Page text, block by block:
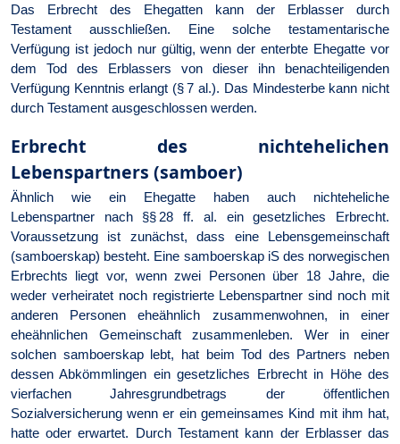
Das Erbrecht des Ehegatten kann der Erblasser durch
Testament ausschließen. Eine solche testamentarische
Verfügung ist jedoch nur gültig, wenn der enterbte Ehegatte vor
dem Tod des Erblassers von dieser ihn benachteiligenden
Verfügung Kenntnis erlangt (§ 7 al.). Das Mindesterbe kann nicht
durch Testament ausgeschlossen werden.
Erbrecht des nichtehelichen
Lebenspartners (samboer)
Ähnlich wie ein Ehegatte haben auch nichteheliche
Lebenspartner nach §§ 28 ff. al. ein gesetzliches Erbrecht.
Voraussetzung ist zunächst, dass eine Lebensgemeinschaft
(samboerskap) besteht. Eine samboerskap iS des norwegischen
Erbrechts liegt vor, wenn zwei Personen über 18 Jahre, die
weder verheiratet noch registrierte Lebenspartner sind noch mit
anderen Personen eheähnlich zusammenwohnen, in einer
eheähnlichen Gemeinschaft zusammenleben. Wer in einer
solchen samboerskap lebt, hat beim Tod des Partners neben
dessen Abkömmlingen ein gesetzliches Erbrecht in Höhe des
vierfachen Jahresgrundbetrags der öffentlichen
Sozialversicherung wenn er ein gemeinsames Kind mit ihm hat,
hatte oder erwartet. Durch Testament kann der Erblasser das